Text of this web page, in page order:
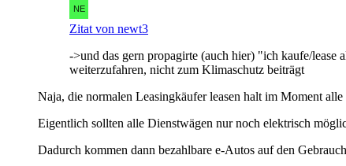
Zitat von newt3
->und das gern propagirte (auch hier) "ich kaufe/lease
weiterzufahren, nicht zum Klimaschutz beiträgt
Naja, die normalen Leasingkäufer leasen halt im Moment
Eigentlich sollten alle Dienstwägen nur noch elektrisch
Dadurch kommen dann bezahlbare e-Autos auf den